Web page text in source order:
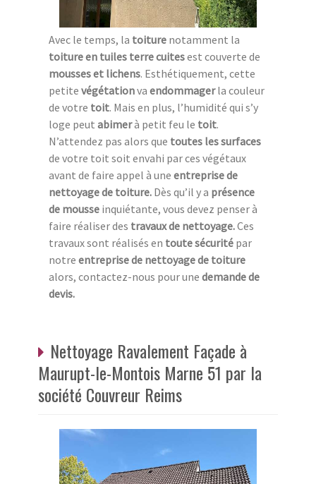
Avec le temps, la toiture notamment la
toiture en tuiles terre cuitesest couverte de
mousses et lichens. Esthétiquement, cette
petite végétationva endommagerla couleur
de votre toit. Mais en plus, l’humidité qui s’y
loge peut abimerà petit feu le toit.
N’attendez pas alors que toutes les surfaces
de votre toit soit envahi par ces végétaux
avant de faire appel à une entreprise de
nettoyage de toiture. Dès qu’il y a présence
de mousse inquiétante, vous devez penser à
faire réaliser des travaux de nettoyage.Ces
travaux sont réalisés en toute sécurité par
notre entreprise de nettoyage de toiture
alors, contactez-nous pour une demande de
devis.
Nettoyage Ravalement Façade à
Maurupt-le-Montois Marne 51 par la
société Couvreur Reims